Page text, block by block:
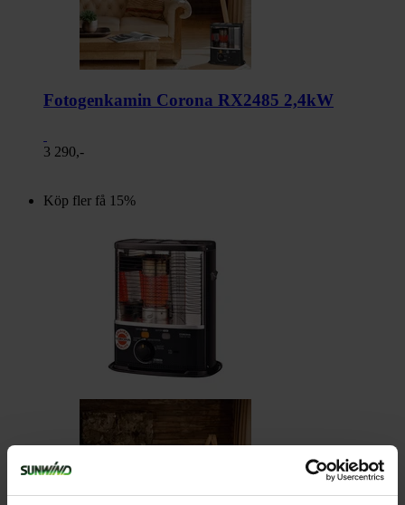
Fotogenkamin Corona RX2485 2,4kW
3 290,-
Köp fler få 15%